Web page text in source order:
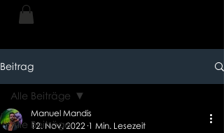
Beitrag
Alle Beiträge
Alle Beiträge
Manuel Mandis
12. Nov. 2022 1 Min. Lesezeit